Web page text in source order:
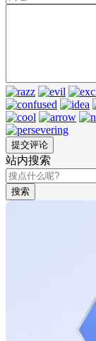
站内搜索
搜索